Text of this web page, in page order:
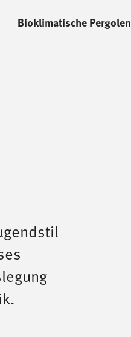
Bioklimatische Pergolen